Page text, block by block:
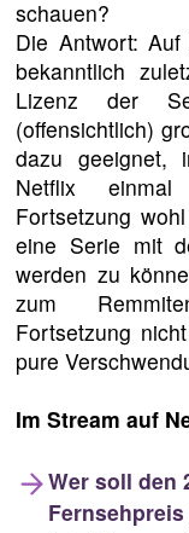
schauen?
Die Antwort:
bekanntlich
Lizenz der
(offensichtlich)
dazu geeignet,
Netflix
Fortsetzung
eine Serie mit
werden zu
zum
Fortsetzung
pure
Im Stream auf
Wer soll den